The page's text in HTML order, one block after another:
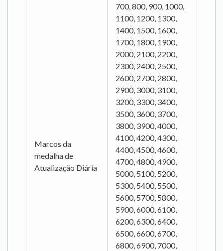
Marcos da
medalha de
Atualização Diária
700, 800, 900, 1000,
1100, 1200, 1300,
1400, 1500, 1600,
1700, 1800, 1900,
2000, 2100, 2200,
2300, 2400, 2500,
2600, 2700, 2800,
2900, 3000, 3100,
3200, 3300, 3400,
3500, 3600, 3700,
3800, 3900, 4000,
4100, 4200, 4300,
4400, 4500, 4600,
4700, 4800, 4900,
5000, 5100, 5200,
5300, 5400, 5500,
5600, 5700, 5800,
5900, 6000, 6100,
6200, 6300, 6400,
6500, 6600, 6700,
6800, 6900, 7000,